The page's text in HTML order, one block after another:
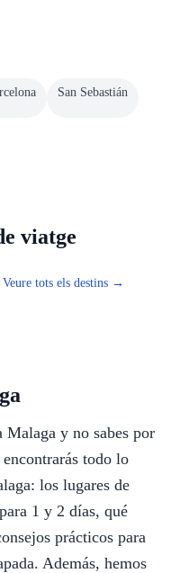
San Sebastián
viatge
Veure tots els destins →
Malaga y no sabes por
todo lo
los lugares de
1 y 2 días, qué
prácticos para
Además, hemos